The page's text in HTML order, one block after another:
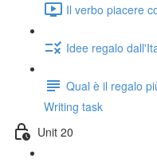
Il verbo piacere
Idee regalo
Qual è il regalo
Writing task
Unit 20